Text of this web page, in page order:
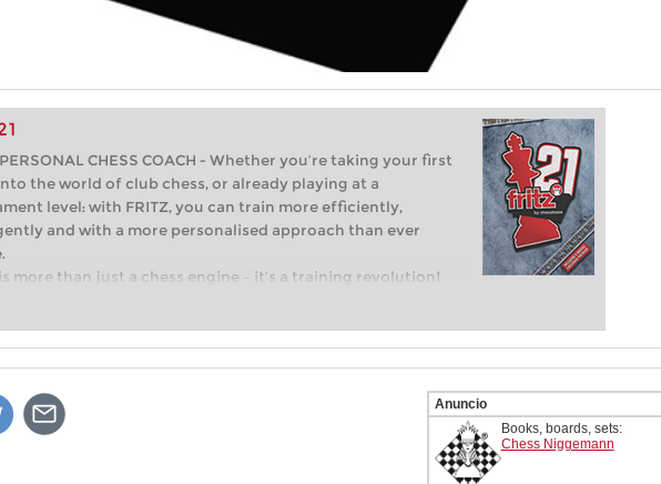
CHESS COACH - Whether you’re taking your first
the world of club chess, or already playing at a
level: with FRITZ, you can train more efficiently,
and with a more personalised approach than ever
more than just a chess engine – it’s a training revolution!
you’re taking your first steps into the world of club chess,
intelligently and with a more personalised
than ever before.
Anuncio
Books, boards, sets:
Chess Niggemann